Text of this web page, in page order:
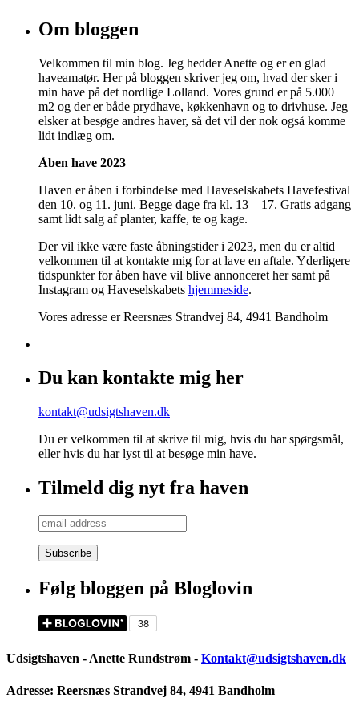
Om bloggen
Velkommen til min blog. Jeg hedder Anette og er en glad
haveamatør. Her på bloggen skriver jeg om, hvad der sker i
min have på det nordlige Lolland. Vores grund er på 5.000
m2 og der er både prydhave, køkkenhavn og to drivhuse. Jeg
elsker at besøge andres haver, så det vil der nok også komme
lidt indlæg om.
Åben have 2023
Haven er åben i forbindelse med Haveselskabets Havefestival
den 10. og 11. juni. Begge dage fra kl. 13 – 17. Gratis adgang
samt lidt salg af planter, kaffe, te og kage.
Der vil ikke være faste åbningstider i 2023, men du er altid
velkommen til at kontakte mig for at lave en aftale. Yderligere
tidspunkter for åben have vil blive annonceret her samt på
Instagram og Haveselskabets hjemmeside.
Vores adresse er Reersnæs Strandvej 84, 4941 Bandholm
Du kan kontakte mig her
kontakt@udsigtshaven.dk
Du er velkommen til at skrive til mig, hvis du har spørgsmål,
eller hvis du har lyst til at besøge min have.
Tilmeld dig nyt fra haven
Følg bloggen på Bloglovin
Udsigtshaven - Anette Rundstrøm - Kontakt@udsigtshaven.dk
Adresse: Reersnæs Strandvej 84, 4941 Bandholm